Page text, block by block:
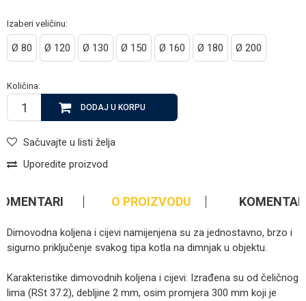
Izaberi veličinu:
Ø 80 Ø 120 Ø 130 Ø 150 Ø 160 Ø 180 Ø 200
Količina:
DODAJ U KORPU
Sačuvajte u listi želja
Uporedite proizvod
O PROIZVODU
Dimovodna koljena i cijevi namijenjena su za jednostavno, brzo i
sigurno priključenje svakog tipa kotla na dimnjak u objektu.
Karakteristike dimovodnih koljena i cijevi: Izrađena su od čeličnog
lima (RSt 37.2), debljine 2 mm, osim promjera 300 mm koji je